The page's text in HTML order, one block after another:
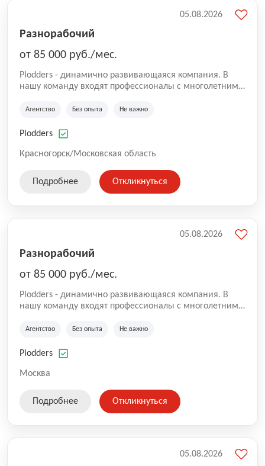
Разнорабочий
от 85 000 руб./мес.
Plodders - динамично развивающаяся компания. В
нашу команду входят профессионалы с многолетним
на рынке аутсорсинга, а накопленный опыт позволяют
оказываемых услуг.
Агентство Без опыта Не важно
Plodders
Красногорск/Московская область
05.08.2026
Подробнее Откликнуться
Разнорабочий
от 85 000 руб./мес.
Plodders - динамично развивающаяся компания. В
нашу команду входят профессионалы с многолетним
на рынке аутсорсинга, а накопленный опыт позволяют
оказываемых услуг.
Агентство Без опыта Не важно
Plodders
Москва
05.08.2026
Подробнее Откликнуться
05.08.2026